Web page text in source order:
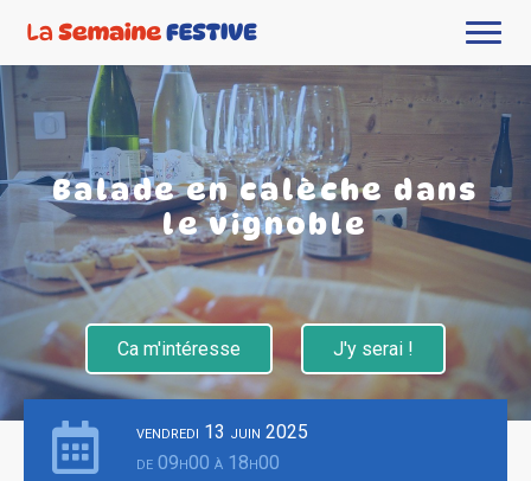
Balade en calèche dans
le vignoble
Ca m'intéresse J'y serai !
vendredi 13 juin 2025
de 09h00 à 18h00